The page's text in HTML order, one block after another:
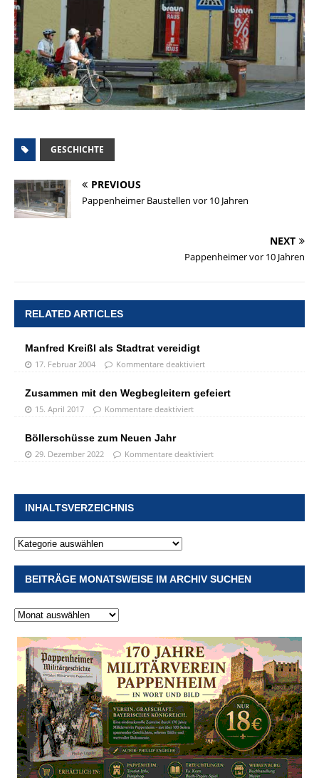
GESCHICHTE
PREVIOUS
Pappenheimer Baustellen vor 10 Jahren
NEXT
Pappenheimer vor 10 Jahren
RELATED ARTICLES
Manfred Kreißl als Stadtrat vereidigt
17. Februar 2004 Kommentare deaktiviert
Zusammen mit den Wegbegleitern gefeiert
15. April 2017 Kommentare deaktiviert
Böllerschüsse zum Neuen Jahr
29. Dezember 2022 Kommentare deaktiviert
INHALTSVERZEICHNIS
BEITRÄGE MONATSWEISE IM ARCHIV SUCHEN